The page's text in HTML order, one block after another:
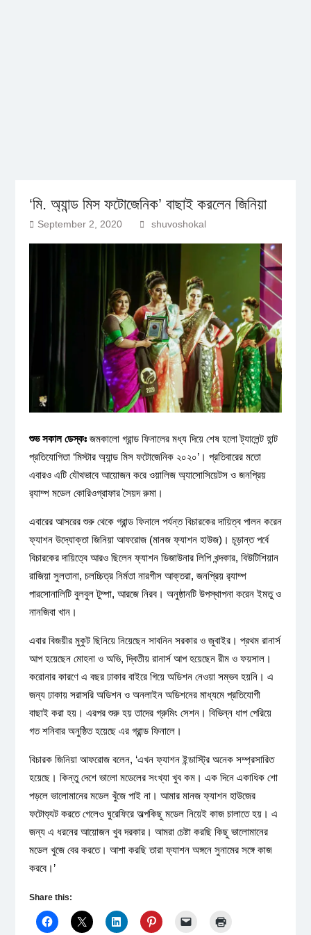
‘মি. অ্যান্ড মিস ফটোজেনিক’ বাছাই করলেন জিনিয়া
September 2, 2020 shuvoshokal
শুভ সকাল ডেস্কঃজমকালো গ্রান্ড ফিনালের মধ্য দিয়ে শেষ হলো ট্যালেন্ট হান্ট
প্রতিযোগিতা ‘মিস্টার অ্যান্ড মিস ফটোজেনিক ২০২০’। প্রতিবারের মতো
এবারও এটি যৌথভাবে আয়োজন করে ওয়ালিজ অ্যাসোসিয়েটস ও জনপ্রিয়
র‌্যাম্প মডেল কোরিওগ্রাফার সৈয়দ রুমা।
এবারের আসরের শুরু থেকে গ্রান্ড ফিনালে পর্যন্ত বিচারকের দায়িত্ব পালন করেন
ফ্যাশন উদ্যোক্তা জিনিয়া আফরোজ (মানজ ফ্যাশন হাউজ)। চূড়ান্ত পর্বে
বিচারকের দায়িত্বে আরও ছিলেন ফ্যাশন ডিজাউনার লিপি খন্দকার, বিউটিশিয়ান
রাজিয়া সুলতানা, চলচ্চিত্র নির্মতা নারগীস আক্তরা, জনপ্রিয় র‌্যাম্প
পারসোনালিটি বুলবুল টুম্পা, আরজে নিরব। অনুষ্ঠানটি উপস্থাপনা করেন ইমতু ও
নানজিবা খান।
এবার বিজয়ীর মুকুট ছিনিয়ে নিয়েছেন সাবনিন সরকার ও জুবাইর। প্রথম রানার্স
আপ হয়েছেন মোহনা ও অভি, দ্বিতীয় রানার্স আপ হয়েছেন রীম ও ফয়সাল।
করোনার কারণে এ বছর ঢাকার বাইরে গিয়ে অডিশন নেওয়া সম্ভব হয়নি। এ
জন্য ঢাকায় সরাসরি অডিশন ও অনলাইন অডিশনের মাধ্যমে প্রতিযোগী
বাছাই করা হয়। এরপর শুরু হয় তাদের গ্রুমিং সেশন। বিভিন্ন ধাপ পেরিয়ে
গত শনিবার অনুষ্ঠিত হয়েছে এর গ্রান্ড ফিনালে।
বিচারক জিনিয়া আফরোজ বলেন, ‘এখন ফ্যাশন ইন্ডাস্ট্রি অনেক সম্প্রসারিত
হয়েছে। কিন্তু দেশে ভালো মডেলের সংখ্যা খুব কম। এক দিনে একাধিক শো
পড়লে ভালোমানের মডেল খুঁজে পাই না। আমার মানজ ফ্যাশন হাউজের
ফটোশ্যুট করতে গেলেও ঘুরেফিরে অল্পকিছু মডেল নিয়েই কাজ চালাতে হয়। এ
জন্য এ ধরনের আয়োজন খুব দরকার। আমরা চেষ্টা করছি কিছু ভালোমানের
মডেল খুজে বের করতে। আশা করছি তারা ফ্যাশন অঙ্গনে সুনামের সঙ্গে কাজ
করবে।’
Share this: